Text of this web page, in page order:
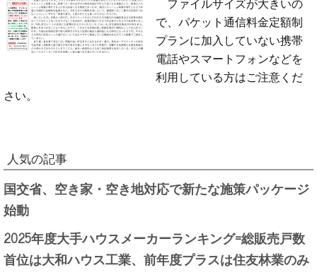
で、パケット通信料金定額制
プランに加入していない携帯
電話やスマートフォンなどを
利用している方はご注意くだ
さい。
人気の記事
国交省、空き家・空き地対応で新たな施策パッケージ
始動
2025年度大手ハウスメーカーランキング=総販売戸数
首位は大和ハウス工業、前年度プラスは住友林業のみ